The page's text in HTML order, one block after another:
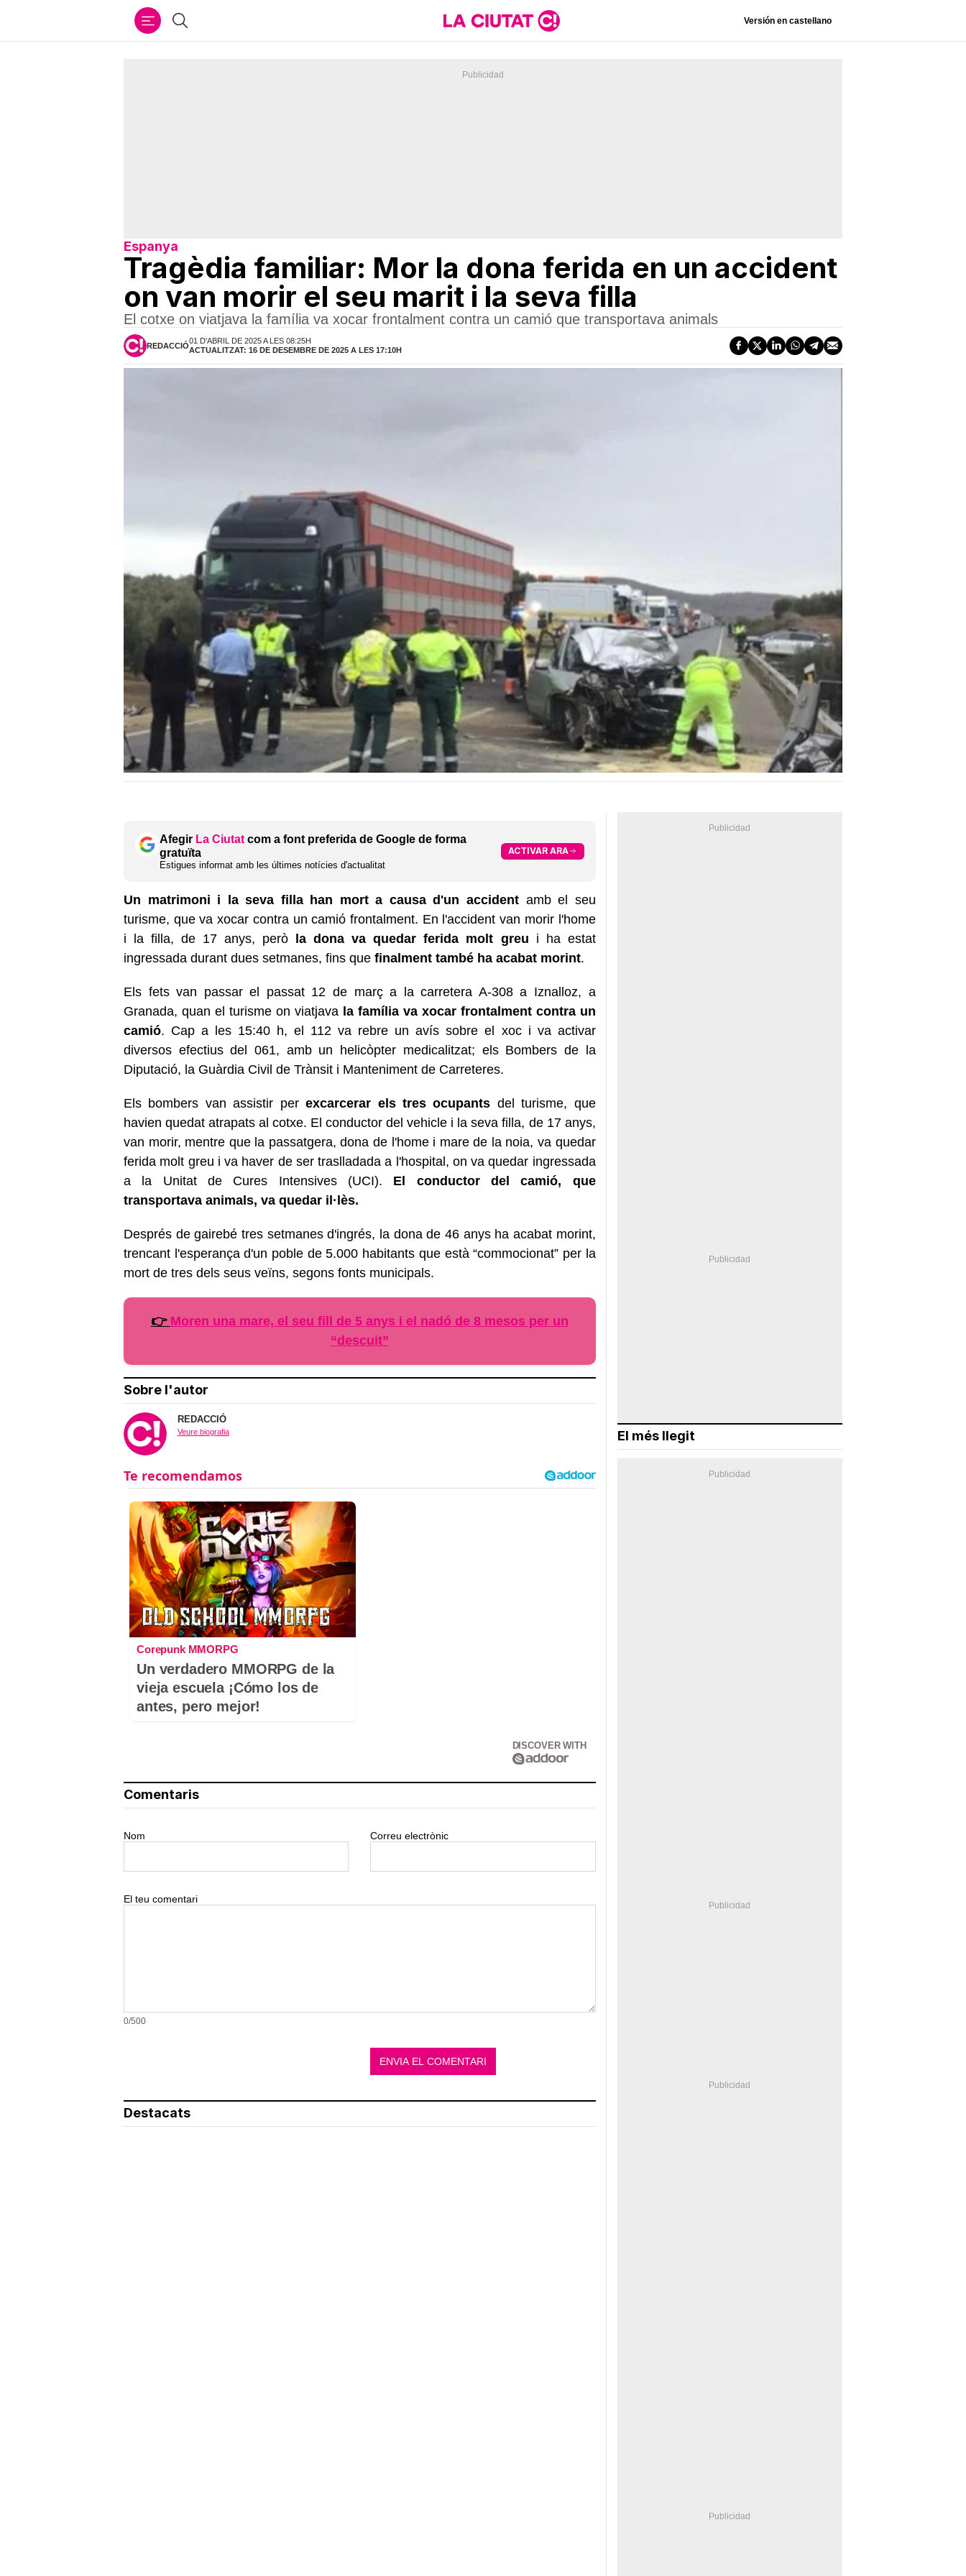
Cercar Versión en castellano
Espanya
Tragèdia familiar: Mor la dona ferida en un accident
on van morir el seu marit i la seva filla
El cotxe on viatjava la família va xocar frontalment contra un camió que transportava animals
REDACCIÓ
01 D'ABRIL DE 2025 A LES 08:25H
ACTUALITZAT: 16 DE DESEMBRE DE 2025 A LES 17:10H
Afegir La Ciutat com a font preferida de Google de forma
gratuïta
Estigues informat amb les últimes notícies d'actualitat
ACTIVAR ARA
Un matrimoni i la seva filla han mort a causa d'un accident amb el seu
turisme, que va xocar contra un camió frontalment. En l'accident van morir l'home
i la filla, de 17 anys, però la dona va quedar ferida molt greu i ha estat
ingressada durant dues setmanes, fins que finalment també ha acabat morint.
Els fets van passar el passat 12 de març a la carretera A-308 a Iznalloz, a
Granada, quan el turisme on viatjava la família va xocar frontalment contra un
camió. Cap a les 15:40 h, el 112 va rebre un avís sobre el xoc i va activar
diversos efectius del 061, amb un helicòpter medicalitzat; els Bombers de la
Diputació, la Guàrdia Civil de Trànsit i Manteniment de Carreteres.
Els bombers van assistir perexcarcerar els tres ocupants del turisme, que
havien quedat atrapats al cotxe. El conductor del vehicle i la seva filla, de 17 anys,
van morir, mentre que la passatgera, dona de l'home i mare de la noia, va quedar
ferida molt greu i va haver de ser traslladada a l'hospital, on va quedar ingressada
a la Unitat de Cures Intensives (UCI). El conductor del camió, que
transportava animals, va quedar il·lès.
Després de gairebé tres setmanes d'ingrés, la dona de 46 anys ha acabat morint,
trencant l'esperança d'un poble de 5.000 habitants que està “commocionat” per la
mort de tres dels seus veïns, segons fonts municipals.
👉 Moren una mare, el seu fill de 5 anys i el nadó de 8 mesos per un
“descuit”
Sobre l'autor
REDACCIÓ
Veure biografia
Corepunk MMORPG
Un verdadero MMORPG de la
vieja escuela ¡Cómo los de
antes, pero mejor!
DISCOVER WITH
Comentaris
Nom Correu electrònic
El teu comentari
0/500
Destacats
El més llegit